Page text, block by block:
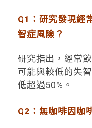
Q1：研究發現經
智症風險？
研究指出，經常
可能與較低的失
低超過50%。
Q2：無咖啡因咖